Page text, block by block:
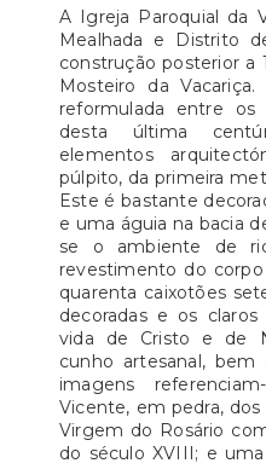
A Igreja Paroquial da
Mealhada e Distrito
construção posterior a
Mosteiro da
reformulada entre
desta última
elementos
púlpito, da primeira
Este é bastante
e uma águia na bacia
se o ambiente de
revestimento do
quarenta caixotões
decoradas e os
vida de Cristo e de
cunho artesanal,
imagens
Vicente, em pedra,
Virgem do Rosário
do século XVIII; e